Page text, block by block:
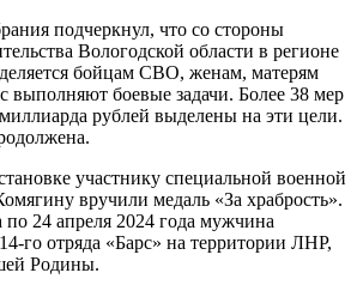
подчеркнул, что со стороны
Вологодской области в регионе
бойцам СВО, женам, матерям
выполняют боевые задачи. Более 38 мер
рублей выделены на эти цели.
участнику специальной военной
вручили медаль «За храбрость».
по 24 апреля 2024 года мужчина
го отряда «Барс» на территории ЛНР,
Родины.